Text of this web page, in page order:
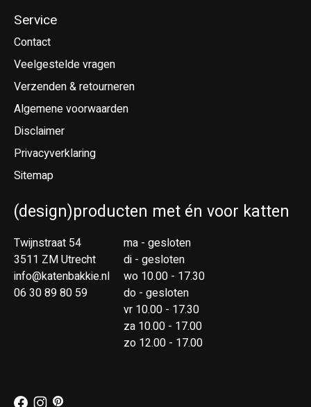
Service
Contact
Veelgestelde vragen
Verzenden & retourneren
Algemene voorwaarden
Disclaimer
Privacyverklaring
Sitemap
(design)producten met én voor katten
Twijnstraat 54
3511 ZM Utrecht
info@katenbakkie.nl
06 30 89 80 59
ma - gesloten
di - gesloten
wo 10.00 - 17.30
do - gesloten
vr 10.00 - 17.30
za 10.00 - 17.00
zo 12.00 - 17.00